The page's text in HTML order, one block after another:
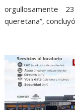
orgullosamente
queretana”,